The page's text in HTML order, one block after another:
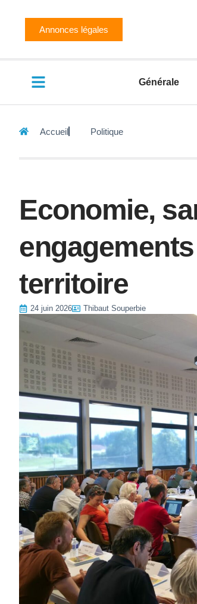
Annonces légales
Générale
Accueil Politique
Economie,
territoire
24 juin 2026 Thibaut Souperbie